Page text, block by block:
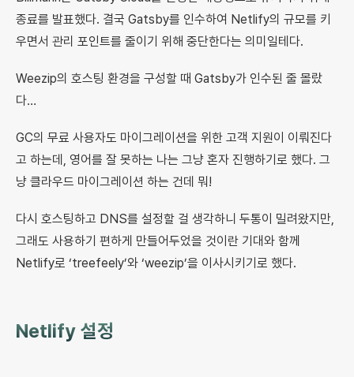
종료를 발표했다. 결국 Gatsby를 인수하여 Netlify의 규모를 키
우면서 관리 포인트를 줄이기 위해 중단한다는 의미일테다.
Weezip의 호스팅 환경을 구성할 때 Gatsby가 인수된 줄 몰랐
다…
GC의 무료 사용자도 마이그레이션을 위한 고객 지원이 이뤄진다
고 하는데, 영어를 잘 못하는 나는 그냥 혼자 진행하기로 했다. 그
냥 클라우드 마이그레이션 하는 건데 뭐!
다시 호스팅하고 DNS를 설정할 걸 생각하니 두통이 밀려왔지만,
그래도 사용하기 편하게 만들어두었을 것이란 기대와 함께
Netlify로 ‘treefeely’와 ‘weezip’을 이사시키기로 했다.
Netlify 설정